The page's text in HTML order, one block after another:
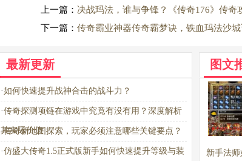
上一篇： 决战玛法，谁与争锋？《传奇176》传奇
下一篇： 传奇霸业神器传奇霸梦诀，铁血玛法沙城
最新更新
·如何快速提升战神合击的战斗力？
·传奇探测项链在游戏中究竟有没有用？深度解析
其实际价值
·传奇新地图探索，玩家必须注意哪些关键要点？
·仿盛大传奇1.5正式版新手如何快速提升等级与装
图文
新手法